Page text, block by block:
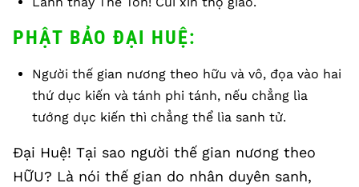
PHẬT BẢO ĐẠI HUỆ:
Người thế gian nương theo hữu và vô, đọa vào hai
thứ dục kiến và tánh phi tánh, nếu chẳng lìa
tướng dục kiến thì chẳng thể lìa sanh tử.
Đại Huệ! Tại sao người thế gian nương theo
HỮU? Là nói thế gian do nhân duyên sanh,